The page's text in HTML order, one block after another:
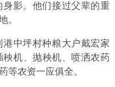
影。他们接过父辈的重
。
中坪村种粮大户戴宏家
机、抛秧机、喷洒农药
等农资一应俱全。